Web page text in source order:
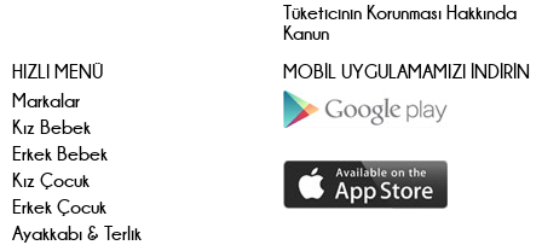
Tüketicinin Korunması Hakkında
Kanun
HIZLI MENÜ
Markalar
Kız Bebek
Erkek Bebek
Kız Çocuk
Erkek Çocuk
Ayakkabı & Terlik
MOBİL UYGULAMAMIZI İNDİRİN